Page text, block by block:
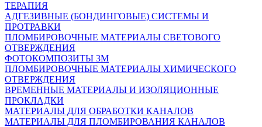
ТЕРАПИЯ
АДГЕЗИВНЫЕ (БОНДИНГОВЫЕ) СИСТЕМЫ И
ПРОТРАВКИ
ПЛОМБИРОВОЧНЫЕ МАТЕРИАЛЫ СВЕТОВОГО
ОТВЕРЖДЕНИЯ
ФОТОКОМПОЗИТЫ 3М
ПЛОМБИРОВОЧНЫЕ МАТЕРИАЛЫ ХИМИЧЕСКОГО
ОТВЕРЖДЕНИЯ
ВРЕМЕННЫЕ МАТЕРИАЛЫ И ИЗОЛЯЦИОННЫЕ
ПРОКЛАДКИ
МАТЕРИАЛЫ ДЛЯ ОБРАБОТКИ КАНАЛОВ
МАТЕРИАЛЫ ДЛЯ ПЛОМБИРОВАНИЯ КАНАЛОВ